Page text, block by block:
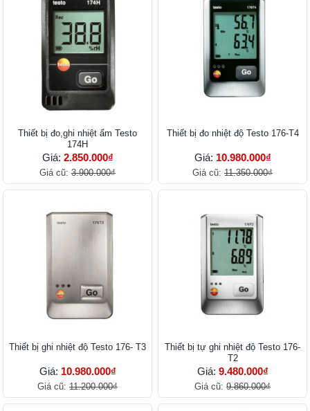
Thiết bị đo,ghi nhiệt ẩm Testo
174H
Giá: 2.850.000₫
Giá cũ: 3.900.000₫
Thiết bị đo nhiệt độ Testo 176-T4
Giá: 10.980.000₫
Giá cũ: 11.350.000₫
Thiết bị ghi nhiệt độ Testo 176- T3
Giá: 10.980.000₫
Giá cũ: 11.200.000₫
Thiết bị tự ghi nhiệt độ Testo 176-
T2
Giá: 9.480.000₫
Giá cũ: 9.860.000₫